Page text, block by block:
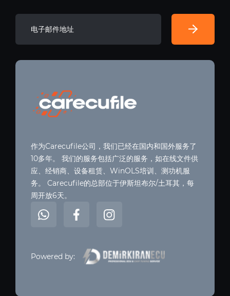
作为Carecufile公司，我们已经在国内和国外服务了
10多年。 我们的服务包括广泛的服务，如在线文件供
应、经销商、设备租赁、WinOLS培训、测功机服
务。 Carecufile的总部位于伊斯坦布尔/土耳其，每
周开放6天。
Powered by: